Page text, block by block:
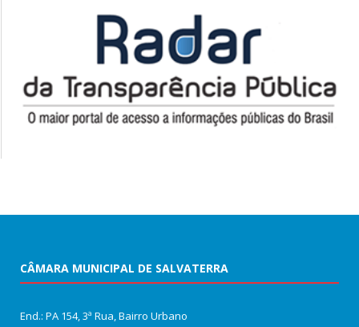
CÂMARA MUNICIPAL DE SALVATERRA
End.: PA 154, 3ª Rua, Bairro Urbano